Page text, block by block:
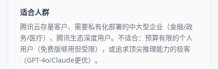
适合人群
腾讯云存量客户、需要私有化部署的中大型企业（金融/政
务/医疗）、腾讯生态深度用户。不适合：预算有限的个人
用户（免费版够用但受限），或追求顶尖推理能力的极客
（GPT-4o/Claude更优）。